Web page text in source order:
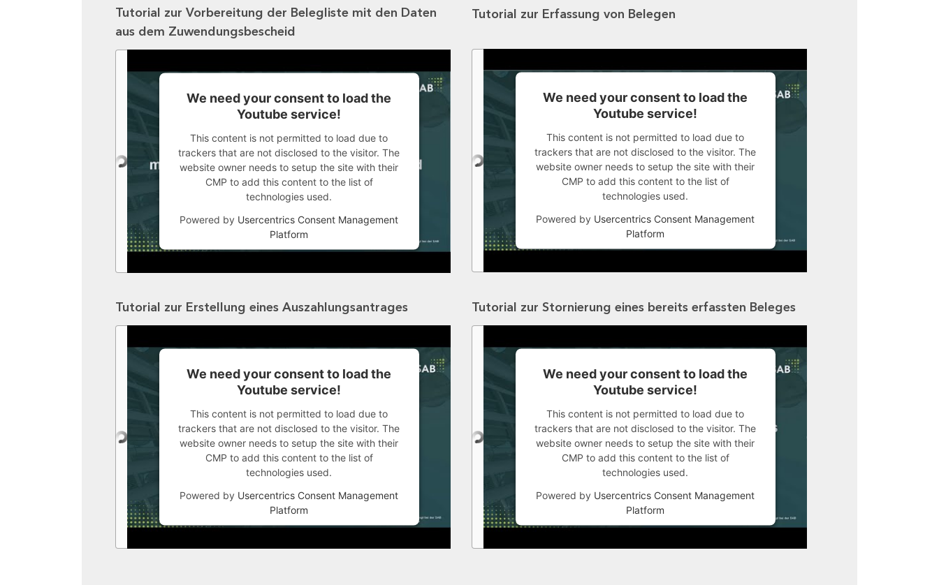
Tutorial zur Vorbereitung der Belegliste mit den Daten
aus dem Zuwendungsbescheid
We need your consent to load the
Youtube service!
This content is not permitted to load due to
trackers that are not disclosed to the visitor. The
website owner needs to setup the site with their
CMP to add this content to the list of
technologies used.
Powered by Usercentrics Consent Management
Platform
Tutorial zur Erfassung von Belegen
We need your consent to load the
Youtube service!
This content is not permitted to load due to
trackers that are not disclosed to the visitor. The
website owner needs to setup the site with their
CMP to add this content to the list of
technologies used.
Powered by Usercentrics Consent Management
Platform
Tutorial zur Erstellung eines Auszahlungsantrages
We need your consent to load the
Youtube service!
This content is not permitted to load due to
trackers that are not disclosed to the visitor. The
website owner needs to setup the site with their
CMP to add this content to the list of
technologies used.
Powered by Usercentrics Consent Management
Platform
Tutorial zur Stornierung eines bereits erfassten Beleges
We need your consent to load the
Youtube service!
This content is not permitted to load due to
trackers that are not disclosed to the visitor. The
website owner needs to setup the site with their
CMP to add this content to the list of
technologies used.
Powered by Usercentrics Consent Management
Platform